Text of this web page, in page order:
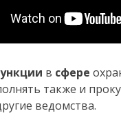
в сфере
также и
ведомства.